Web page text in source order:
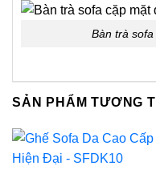
Bàn trà
SẢN PHẨM TƯƠNG